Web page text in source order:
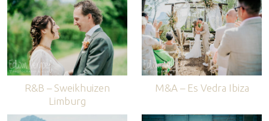
R&B – Sweikhuizen
Limburg
M&A – Es Vedra Ibiza